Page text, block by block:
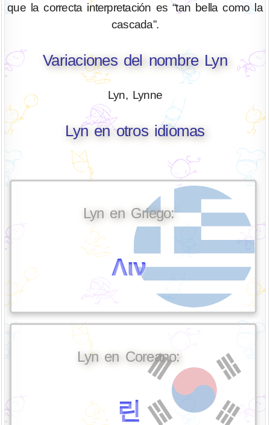
que la correcta interpretación es “tan bella como la
cascada”.
Variaciones del nombre Lyn
Lyn, Lynne
Lyn en otros idiomas
Lyn en Griego:
Λιν
Lyn en Coreano:
린